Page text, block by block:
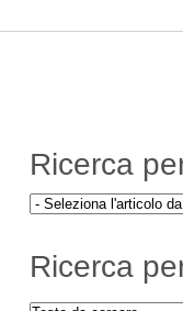
Ricerca
Ricerca